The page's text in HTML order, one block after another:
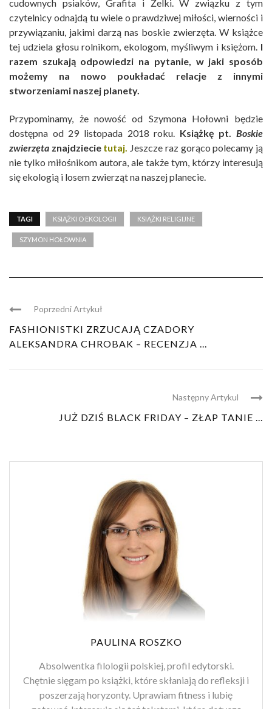
cudownych psiaków, Grafita i Żelki. W związku z tym
czytelnicy odnajdą tu wiele o prawdziwej miłości, wierności i
przywiązaniu, jakimi darzą nas boskie zwierzęta. W książce
tej udziela głosu rolnikom, ekologom, myśliwym i księżom. I
razem szukają odpowiedzi na pytanie, w jaki sposób
możemy na nowo poukładać relacje z innymi
stworzeniami naszej planety.
Przypominamy, że nowość od Szymona Hołowni będzie
dostępna od 29 listopada 2018 roku. Książkę pt. Boskie
zwierzęta znajdziecie tutaj. Jeszcze raz gorąco polecamy ją
nie tylko miłośnikom autora, ale także tym, którzy interesują
się ekologią i losem zwierząt na naszej planecie.
TAGI KSIĄŻKI O EKOLOGII KSIĄŻKI RELIGIJNE
SZYMON HOŁOWNIA
Poprzedni Artykuł
FASHIONISTKI ZRZUCAJĄ CZADORY
ALEKSANDRA CHROBAK – RECENZJA ...
Następny Artykul
JUŻ DZIŚ BLACK FRIDAY – ZŁAP TANIE ...
PAULINA ROSZKO
Absolwentka filologii polskiej, profil edytorski.
Chętnie sięgam po książki, które skłaniają do refleksji i
poszerzają horyzonty. Uprawiam fitness i lubię